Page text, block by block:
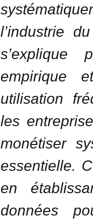
l’industrie
s’explique
empirique
utilisation
les
monétiser
essentielle.
en
données